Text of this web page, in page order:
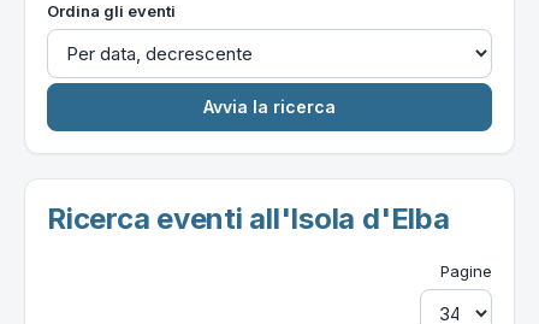
Ordina gli eventi
Ricerca eventi all'Isola d'Elba
Pagine